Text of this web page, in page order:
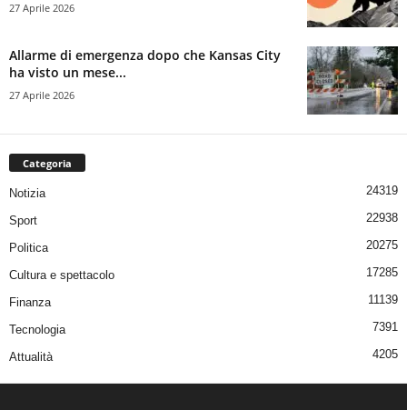
27 Aprile 2026
Allarme di emergenza dopo che Kansas City
ha visto un mese...
27 Aprile 2026
Categoria
Notizia 24319
Sport 22938
Politica 20275
Cultura e spettacolo 17285
Finanza 11139
Tecnologia 7391
Attualità 4205